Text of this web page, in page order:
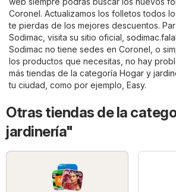
Coronel. Actualizamos los folletos todos
te pierdas de los mejores descuentos.
Sodimac, visita su sitio oficial,
Sodimac no tiene sedes en Coronel, o
los productos que necesitas, no hay
más tiendas de la categoría Hogar y
tu ciudad, como por ejemplo, Easy.
Otras tiendas de la
jardinería"